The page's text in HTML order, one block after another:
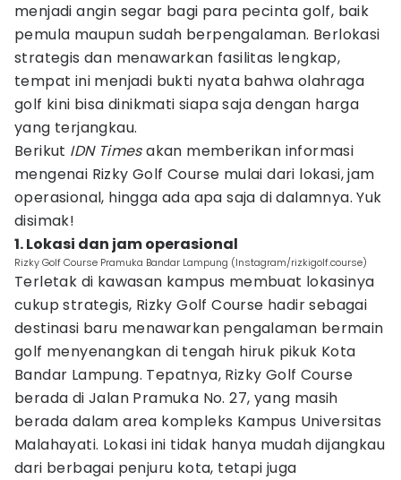
menjadi angin segar bagi para pecinta golf, baik
pemula maupun sudah berpengalaman. Berlokasi
strategis dan menawarkan fasilitas lengkap,
tempat ini menjadi bukti nyata bahwa olahraga
golf kini bisa dinikmati siapa saja dengan harga
yang terjangkau.
Berikut IDN Timesakan memberikan informasi
mengenai Rizky Golf Course mulai dari lokasi, jam
operasional, hingga ada apa saja di dalamnya. Yuk
disimak!
1. Lokasi dan jam operasional
Rizky Golf Course Pramuka Bandar Lampung (Instagram/rizkigolf.course)
Terletak di kawasan kampus membuat lokasinya
cukup strategis, Rizky Golf Course hadir sebagai
destinasi baru menawarkan pengalaman bermain
golf menyenangkan di tengah hiruk pikuk Kota
Bandar Lampung. Tepatnya, Rizky Golf Course
berada di Jalan Pramuka No. 27, yang masih
berada dalam area kompleks Kampus Universitas
Malahayati. Lokasi ini tidak hanya mudah dijangkau
dari berbagai penjuru kota, tetapi juga